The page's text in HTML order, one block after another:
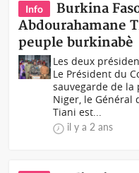
Info
Burkina
Abdourahamane
peuple burkinabè
Les deux
Le Président du
sauvegarde de la
Niger, le Général
Tiani est...
il y a 2 ans